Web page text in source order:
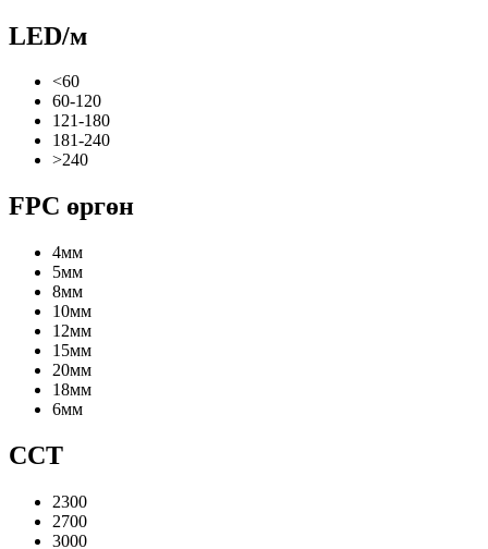
LED/м
<60
60-120
121-180
181-240
>240
FPC өргөн
4мм
5мм
8мм
10мм
12мм
15мм
20мм
18мм
6мм
CCT
2300
2700
3000